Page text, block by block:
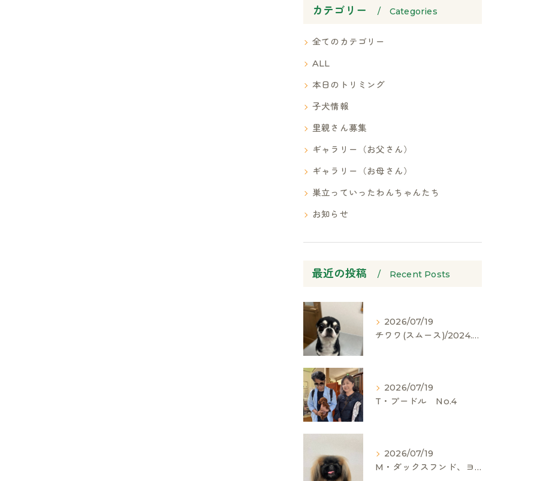
カテゴリー Categories
全てのカテゴリー
ALL
本日のトリミング
子犬情報
里親さん募集
ギャラリー（お父さん）
ギャラリー（お母さん）
巣立っていったわんちゃんたち
お知らせ
最近の投稿 Recent Posts
2026/07/19
チワワ(スムース)/2024.05.06/男の子/60,000(税別)
2026/07/19
T・プードル No.4
2026/07/19
M・ダックスフンド、ヨークシャーテリア、ペキニーズ、ポメラニアン